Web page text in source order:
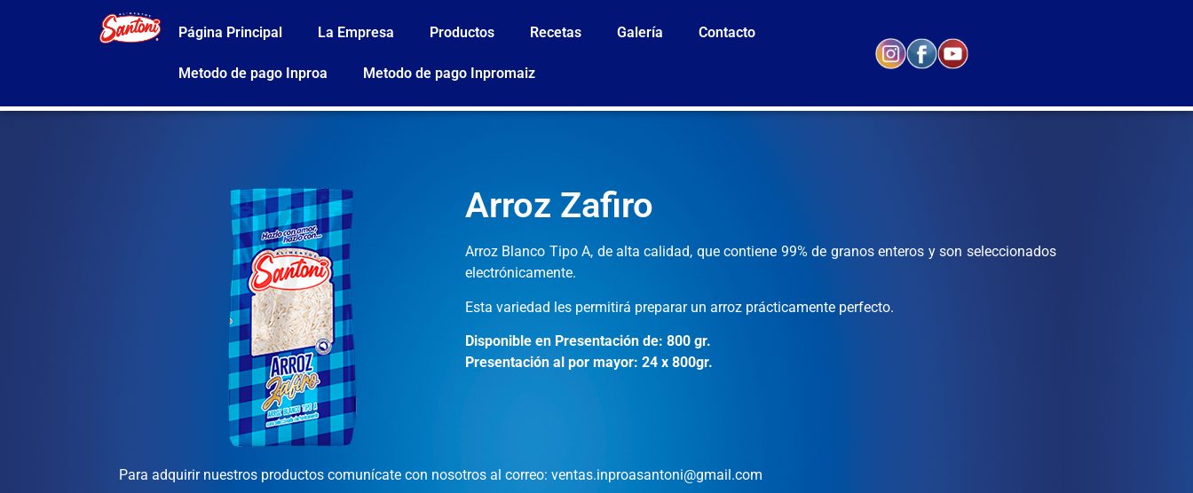
Página Principal La Empresa Productos Recetas Galería Contacto
Metodo de pago Inproa Metodo de pago Inpromaiz
Arroz Zafiro
Arroz Blanco Tipo A, de alta calidad, que contiene 99% de granos enteros y son seleccionados
electrónicamente.
Esta variedad les permitirá preparar un arroz prácticamente perfecto.
Disponible en Presentación de: 800 gr.
Presentación al por mayor: 24 x 800gr.
Para adquirir nuestros productos comunícate con nosotros al correo:ventas.inproasantoni@gmail.com